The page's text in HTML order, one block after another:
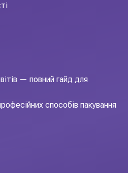
— повний гайд для
способів пакування